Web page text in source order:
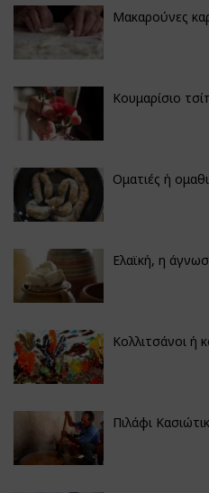
Μακαρούνες
Κουμαρίσιο
Οματιές ή
Ελαϊκή, η
Κολλιτσάνοι ή
Πιλάφι